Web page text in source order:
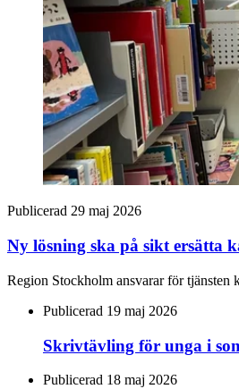
Publicerad 29 maj 2026
Ny lösning ska på sikt ersätta
Region Stockholm ansvarar för tjänsten
Publicerad 19 maj 2026
Skrivtävling för unga i
Publicerad 18 maj 2026